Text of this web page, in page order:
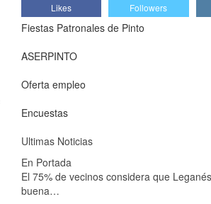
Likes Followers
Fiestas Patronales de Pinto
ASERPINTO
Oferta empleo
Encuestas
Ultimas Noticias
En Portada
El 75% de vecinos considera que
buena…